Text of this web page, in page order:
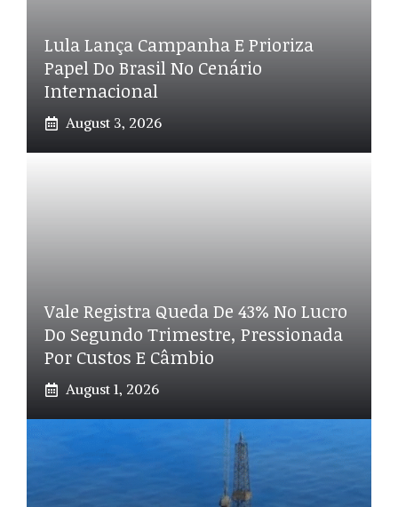
Lula Lança Campanha E Prioriza
Papel Do Brasil No Cenário
Internacional
August 3, 2026
Vale Registra Queda De 43% No Lucro
Do Segundo Trimestre, Pressionada
Por Custos E Câmbio
August 1, 2026